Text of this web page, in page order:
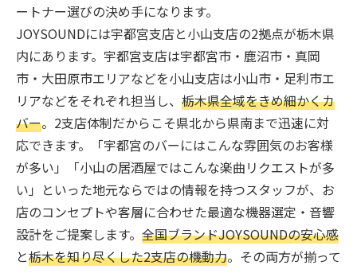
ートナー選びの決め手になります。
JOYSOUNDには宇都宮支店と小山支店の2拠点が栃木県
内にあります。宇都宮支店は宇都宮市・鹿沼市・真岡
市・大田原市エリアなどを小山支店は小山市・足利市エ
リアなどをそれぞれ担当し、 栃木県全域をきめ細かくカ
バー。2支店体制だからこそ県北から県南まで迅速に対
応できます。「宇都宮のバーにはこんな雰囲気のお客様
が多い」「小山の居酒屋ではこんな楽曲リクエストが多
い」といった地元ならではの情報を持つスタッフが、お
店のコンセプトや客層に合わせた最適な機器選定・音響
設計をご提案します。 全国ブランドJOYSOUNDの安心感
と栃木を知り尽くした2支店の機動力。その両方が揃って